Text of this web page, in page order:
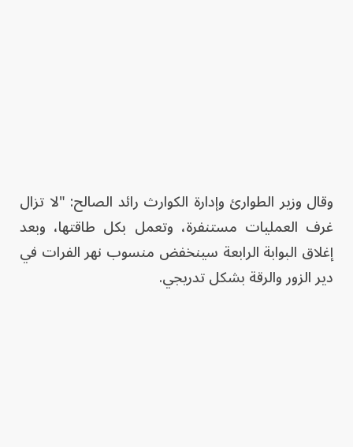
وقال وزير الطوارئ وإدارة الكوارث رائد الصالح: "لا تزال
غرف العمليات ‏مستنفرة، ‏وتعمل بكل طاقتها، ‏وبعد
إغلاق البوابة الرابعة سينخفض منسوب نهر الفرات في
‏دير الزور والرقة بشكل تدريجي.